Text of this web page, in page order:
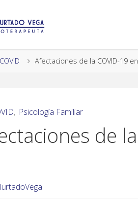
COVID Afectaciones de la COVID-19 en
, Psicología Familiar
de